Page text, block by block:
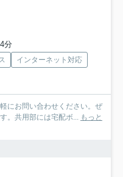
分
インターネット対応
にお問い合わせください。ぜ
。共用部には宅配ボ... もっと